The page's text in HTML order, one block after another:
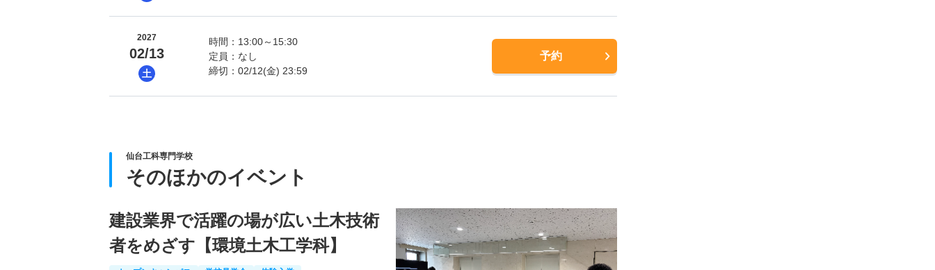
2027
02/13
土
時間：13:00～15:30
定員：なし
締切：02/12(金) 23:59
予約
仙台工科専門学校
そのほかのイベント
建設業界で活躍の場が広い土木技術
者をめざす【環境土木工学科】